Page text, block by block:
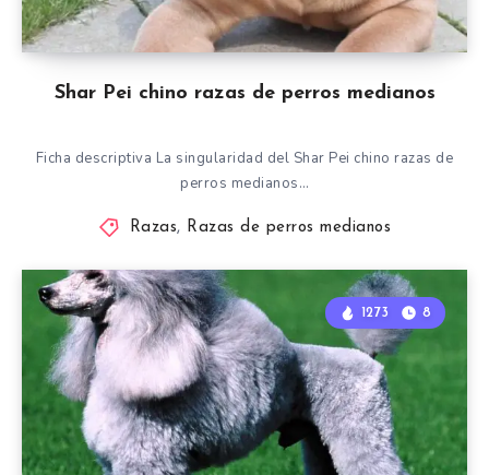
Shar Pei chino razas de perros medianos
Ficha descriptiva La singularidad del Shar Pei chino razas de
perros medianos…
Razas, Razas de perros medianos
1273 8